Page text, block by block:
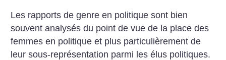
Les rapports de genre en politique sont bien
souvent analysés du point de vue de la place des
femmes en politique et plus particulièrement de
leur sous-représentation parmi les élus politiques.